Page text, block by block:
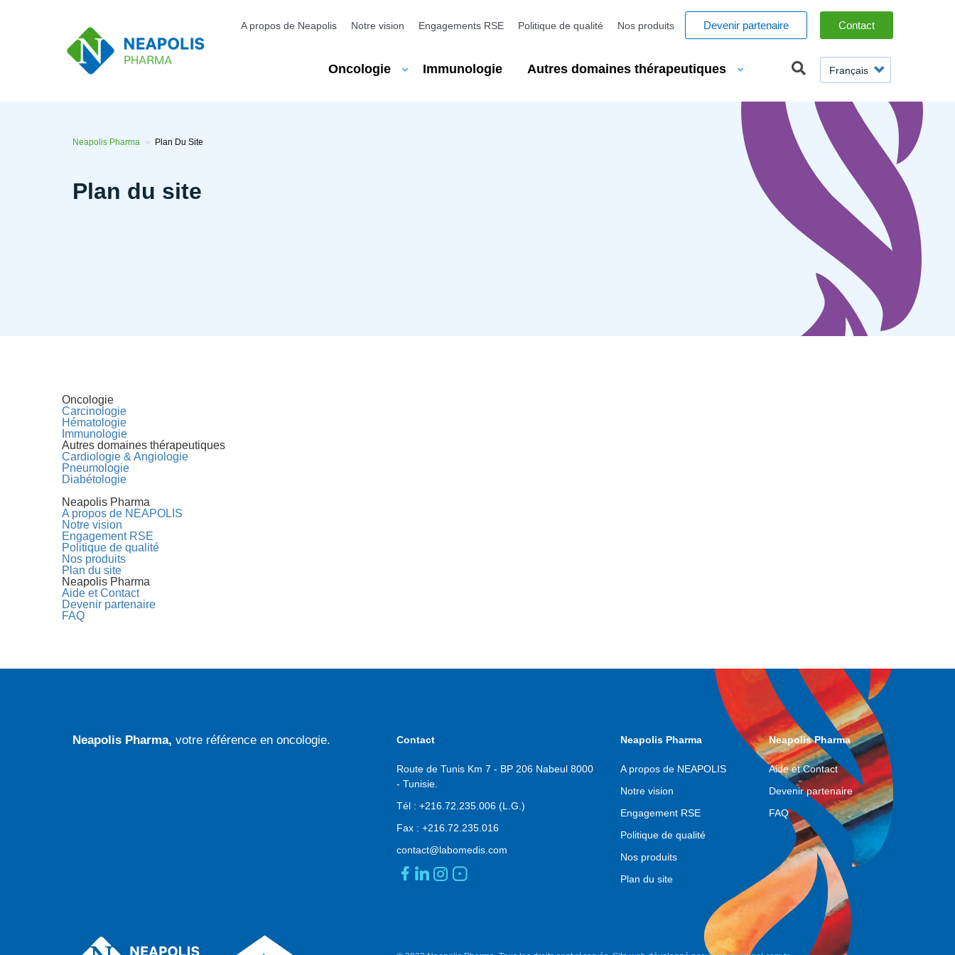
menu
A propos de Neapolis Notre vision Engagements RSE Politique de qualité Nos produits
espaces
Devenir partenaire Contact
Oncologie Immunologie Autres domaines thérapeutiques
YOUR
Neapolis Pharma Plan Du Site
Plan du site
Oncologie
Carcinologie
Hématologie
Immunologie
Autres domaines thérapeutiques
Cardiologie & Angiologie
Pneumologie
Diabétologie
Neapolis Pharma
A propos de NEAPOLIS
Notre vision
Engagement RSE
Politique de qualité
Nos produits
Plan du site
Neapolis Pharma
Aide et Contact
Devenir partenaire
FAQ
Neapolis Pharma, votre référence en oncologie. Contact
Route de Tunis Km 7 - BP 206 Nabeul 8000
- Tunisie.
Tél : +216.72.235.006 (L.G.)
Fax : +216.72.235.016
contact@labomedis.com
Pied
Neapolis Pharma
A propos de NEAPOLIS
Notre vision
Engagement RSE
Politique de qualité
Nos produits
Plan du site
Neapolis Pharma
Aide et Contact
Devenir partenaire
FAQ